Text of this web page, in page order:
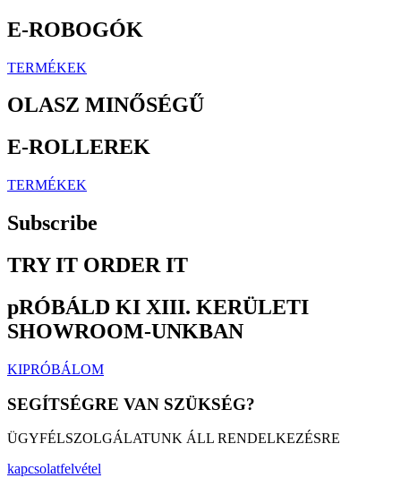
E-ROBOGÓK
TERMÉKEK
OLASZ MINŐSÉGŰ
E-ROLLEREK
TERMÉKEK
Subscribe
TRY IT ORDER IT
pRÓBÁLD KI XIII. KERÜLETI
SHOWROOM-UNKBAN
KIPRÓBÁLOM
SEGÍTSÉGRE VAN SZÜKSÉG?
ÜGYFÉLSZOLGÁLATUNK ÁLL RENDELKEZÉSRE
kapcsolatfelvétel